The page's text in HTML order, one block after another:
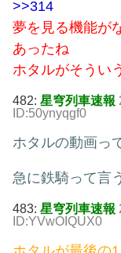
>>314
夢を見る機能が
あったね
ホタルがそうい
482: 星穹列車速報
ID:50ynyqgf0
ホタルの動画っ
急に鉄騎って言
483: 星穹列車速報
ID:YVwOIQUX0